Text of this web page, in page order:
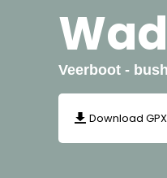
Veerboot -
Download GPX